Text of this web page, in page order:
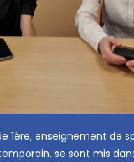
1ère, enseignement de
se sont mis